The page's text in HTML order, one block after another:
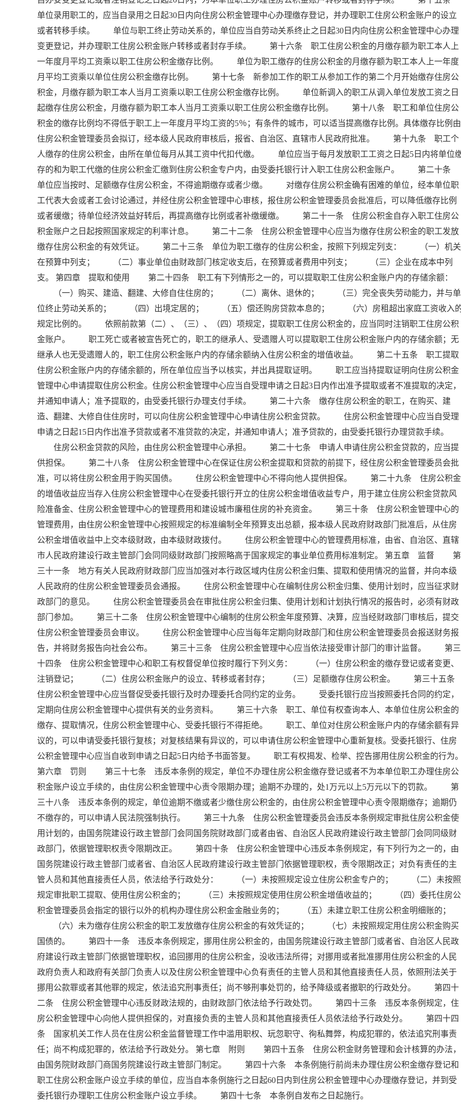
单位录用职工的，应当自录用之日起30日内向住房公积金管理中心办理缴存登记，并办理职工住房公积金账户的设立
或者转移手续。 单位与职工终止劳动关系的，单位应当自劳动关系终止之日起30日内向住房公积金管理中心办理
变更登记，并办理职工住房公积金账户转移或者封存手续。 第十六条 职工住房公积金的月缴存额为职工本人上
一年度月平均工资乘以职工住房公积金缴存比例。 单位为职工缴存的住房公积金的月缴存额为职工本人上一年度
月平均工资乘以单位住房公积金缴存比例。 第十七条 新参加工作的职工从参加工作的第二个月开始缴存住房公
积金，月缴存额为职工本人当月工资乘以职工住房公积金缴存比例。 单位新调入的职工从调入单位发放工资之日
起缴存住房公积金，月缴存额为职工本人当月工资乘以职工住房公积金缴存比例。 第十八条 职工和单位住房公
积金的缴存比例均不得低于职工上一年度月平均工资的5％；有条件的城市，可以适当提高缴存比例。具体缴存比例由
住房公积金管理委员会拟订，经本级人民政府审核后，报省、自治区、直辖市人民政府批准。 第十九条 职工个
人缴存的住房公积金，由所在单位每月从其工资中代扣代缴。 单位应当于每月发放职工工资之日起5日内将单位
存的和为职工代缴的住房公积金汇缴到住房公积金专户内，由受委托银行计入职工住房公积金账户。 第二十条
单位应当按时、足额缴存住房公积金，不得逾期缴存或者少缴。 对缴存住房公积金确有困难的单位，经本单位职
工代表大会或者工会讨论通过，并经住房公积金管理中心审核，报住房公积金管理委员会批准后，可以降低缴存比例
或者缓缴；待单位经济效益好转后，再提高缴存比例或者补缴缓缴。 第二十一条 住房公积金自存入职工住房公
积金账户之日起按照国家规定的利率计息。 第二十二条 住房公积金管理中心应当为缴存住房公积金的职工发放
缴存住房公积金的有效凭证。 第二十三条 单位为职工缴存的住房公积金，按照下列规定列支： （一）机关
在预算中列支； （二）事业单位由财政部门核定收支后，在预算或者费用中列支； （三）企业在成本中列
支。 第四章 提取和使用 第二十四条 职工有下列情形之一的，可以提取职工住房公积金账户内的存储余额：
（一）购买、建造、翻建、大修自住住房的； （二）离休、退休的； （三）完全丧失劳动能力，并与单
位终止劳动关系的； （四）出境定居的； （五）偿还购房贷款本息的； （六）房租超出家庭工资收入
规定比例的。 依照前款第（二）、（三）、（四）项规定，提取职工住房公积金的，应当同时注销职工住房公积
金账户。 职工死亡或者被宣告死亡的，职工的继承人、受遗赠人可以提取职工住房公积金账户内的存储余额；无
继承人也无受遗赠人的，职工住房公积金账户内的存储余额纳入住房公积金的增值收益。 第二十五条 职工提取
住房公积金账户内的存储余额的，所在单位应当予以核实，并出具提取证明。 职工应当持提取证明向住房公积金
管理中心申请提取住房公积金。住房公积金管理中心应当自受理申请之日起3日内作出准予提取或者不准提取的决定，
并通知申请人；准予提取的，由受委托银行办理支付手续。 第二十六条 缴存住房公积金的职工，在购买、建
造、翻建、大修自住住房时，可以向住房公积金管理中心申请住房公积金贷款。 住房公积金管理中心应当自受理
申请之日起15日内作出准予贷款或者不准贷款的决定，并通知申请人；准予贷款的，由受委托银行办理贷款手续。
住房公积金贷款的风险，由住房公积金管理中心承担。 第二十七条 申请人申请住房公积金贷款的，应当提
供担保。 第二十八条 住房公积金管理中心在保证住房公积金提取和贷款的前提下，经住房公积金管理委员会批
准，可以将住房公积金用于购买国债。 住房公积金管理中心不得向他人提供担保。 第二十九条 住房公积金
的增值收益应当存入住房公积金管理中心在受委托银行开立的住房公积金增值收益专户，用于建立住房公积金贷款风
险准备金、住房公积金管理中心的管理费用和建设城市廉租住房的补充资金。 第三十条 住房公积金管理中心的
管理费用，由住房公积金管理中心按照规定的标准编制全年预算支出总额，报本级人民政府财政部门批准后，从住房
公积金增值收益中上交本级财政，由本级财政拨付。 住房公积金管理中心的管理费用标准，由省、自治区、直辖
市人民政府建设行政主管部门会同同级财政部门按照略高于国家规定的事业单位费用标准制定。 第五章 监督 第
三十一条 地方有关人民政府财政部门应当加强对本行政区域内住房公积金归集、提取和使用情况的监督，并向本级
人民政府的住房公积金管理委员会通报。 住房公积金管理中心在编制住房公积金归集、使用计划时，应当征求财
政部门的意见。 住房公积金管理委员会在审批住房公积金归集、使用计划和计划执行情况的报告时，必须有财政
部门参加。 第三十二条 住房公积金管理中心编制的住房公积金年度预算、决算，应当经财政部门审核后，提交
住房公积金管理委员会审议。 住房公积金管理中心应当每年定期向财政部门和住房公积金管理委员会报送财务报
告，并将财务报告向社会公布。 第三十三条 住房公积金管理中心应当依法接受审计部门的审计监督。 第三
十四条 住房公积金管理中心和职工有权督促单位按时履行下列义务： （一）住房公积金的缴存登记或者变更、
注销登记； （二）住房公积金账户的设立、转移或者封存； （三）足额缴存住房公积金。 第三十五
住房公积金管理中心应当督促受委托银行及时办理委托合同约定的业务。 受委托银行应当按照委托合同的约定，
定期向住房公积金管理中心提供有关的业务资料。 第三十六条 职工、单位有权查询本人、本单位住房公积金的
缴存、提取情况，住房公积金管理中心、受委托银行不得拒绝。 职工、单位对住房公积金账户内的存储余额有异
议的，可以申请受委托银行复核；对复核结果有异议的，可以申请住房公积金管理中心重新复核。受委托银行、住房
公积金管理中心应当自收到申请之日起5日内给予书面答复。 职工有权揭发、检举、控告挪用住房公积金的行为
第六章 罚则 第三十七条 违反本条例的规定，单位不办理住房公积金缴存登记或者不为本单位职工办理住房公
积金账户设立手续的，由住房公积金管理中心责令限期办理；逾期不办理的，处1万元以上5万元以下的罚款。 第
三十八条 违反本条例的规定，单位逾期不缴或者少缴住房公积金的，由住房公积金管理中心责令限期缴存；逾期仍
不缴存的，可以申请人民法院强制执行。 第三十九条 住房公积金管理委员会违反本条例规定审批住房公积金使
用计划的，由国务院建设行政主管部门会同国务院财政部门或者由省、自治区人民政府建设行政主管部门会同同级财
政部门，依据管理职权责令限期改正。 第四十条 住房公积金管理中心违反本条例规定，有下列行为之一的，由
国务院建设行政主管部门或者省、自治区人民政府建设行政主管部门依据管理职权，责令限期改正；对负有责任的主
管人员和其他直接责任人员，依法给予行政处分： （一）未按照规定设立住房公积金专户的； （二）未按照
规定审批职工提取、使用住房公积金的； （三）未按照规定使用住房公积金增值收益的； （四）委托住房公
积金管理委员会指定的银行以外的机构办理住房公积金金融业务的； （五）未建立职工住房公积金明细账的；
（六）未为缴存住房公积金的职工发放缴存住房公积金的有效凭证的； （七）未按照规定用住房公积金购买
国债的。 第四十一条 违反本条例规定，挪用住房公积金的，由国务院建设行政主管部门或者省、自治区人民政
府建设行政主管部门依据管理职权，追回挪用的住房公积金，没收违法所得；对挪用或者批准挪用住房公积金的人民
政府负责人和政府有关部门负责人以及住房公积金管理中心负有责任的主管人员和其他直接责任人员，依照刑法关于
挪用公款罪或者其他罪的规定，依法追究刑事责任；尚不够刑事处罚的，给予降级或者撤职的行政处分。 第四十
二条 住房公积金管理中心违反财政法规的，由财政部门依法给予行政处罚。 第四十三条 违反本条例规定，住
房公积金管理中心向他人提供担保的，对直接负责的主管人员和其他直接责任人员依法给予行政处分。 第四十四
条 国家机关工作人员在住房公积金监督管理工作中滥用职权、玩忽职守、徇私舞弊，构成犯罪的，依法追究刑事责
任；尚不构成犯罪的，依法给予行政处分。 第七章 附则 第四十五条 住房公积金财务管理和会计核算的办法，
由国务院财政部门商国务院建设行政主管部门制定。 第四十六条 本条例施行前尚未办理住房公积金缴存登记和
职工住房公积金账户设立手续的单位，应当自本条例施行之日起60日内到住房公积金管理中心办理缴存登记，并到受
委托银行办理职工住房公积金账户设立手续。 第四十七条 本条例自发布之日起施行。